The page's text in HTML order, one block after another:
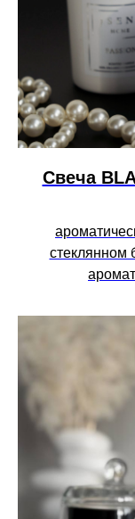
Свеча
стеклянном